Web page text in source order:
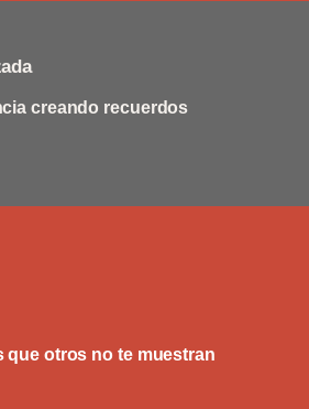
creando recuerdos
que otros no te muestran